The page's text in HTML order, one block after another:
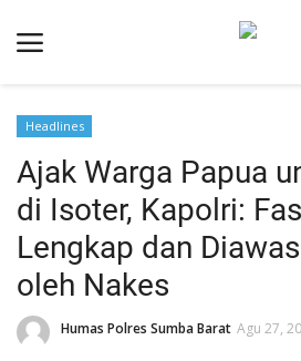
Redaksi
Binkam
Giat Ops
Headlines
Ajak Warga Papua
di Isoter, Kapolri:
Lengkap dan
oleh Nakes
Humas Polres Sumba Barat Agu 27,